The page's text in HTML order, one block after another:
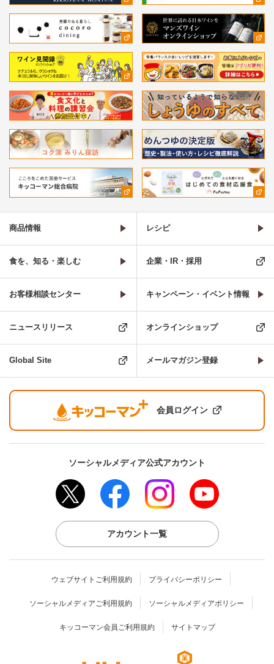
商品情報 レシピ
食を、知る・楽しむ 企業・IR・採用
お客様相談センター キャンペーン・イベント情報
ニュースリリース オンラインショップ
Global Site メールマガジン登録
会員ログイン
ソーシャルメディア公式アカウント
アカウント一覧
ウェブサイトご利用規約 プライバシーポリシー
ソーシャルメディアご利用規約 ソーシャルメディアポリシー
キッコーマン会員ご利用規約 サイトマップ